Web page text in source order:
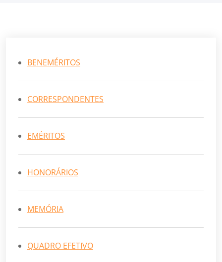
BENEMÉRITOS
CORRESPONDENTES
EMÉRITOS
HONORÁRIOS
MEMÓRIA
QUADRO EFETIVO